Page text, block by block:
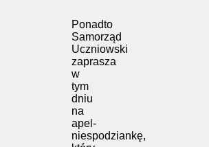
Ponadto
Samorząd
Uczniowski
zaprasza
w
tym
dniu
na
apel-
niespodziankę,